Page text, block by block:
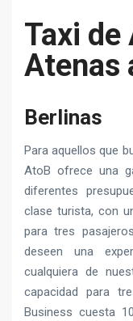
Taxi de
Atenas
Berlinas
Para aquellos que
AtoB ofrece una
diferentes
clase turista, con
para tres
deseen una
cualquiera de
capacidad para
Business cuesta